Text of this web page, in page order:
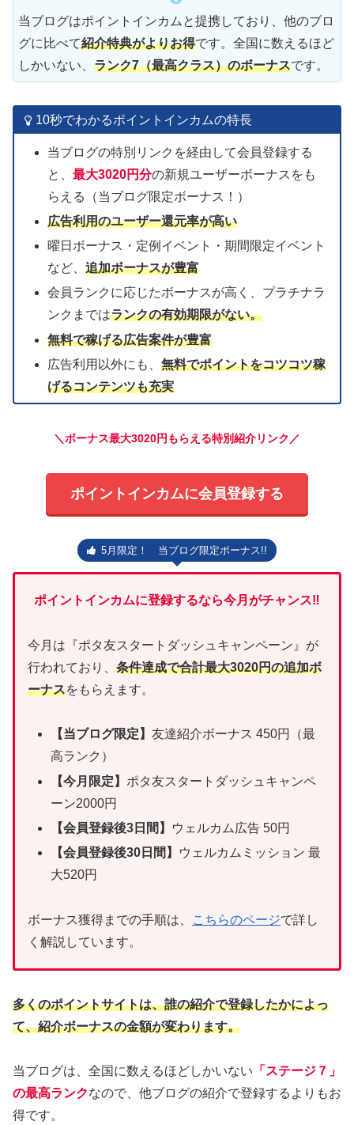
当ブログはポイントインカムと提携しており、他のブロ
グに比べて紹介特典がよりお得です。全国に数えるほど
しかいない、 ランク7（最高クラス）のボーナスです。
10秒でわかるポイントインカムの特長
当ブログの特別リンクを経由して会員登録する
と、 最大3020円分の新規ユーザーボーナスをも
らえる（当ブログ限定ボーナス！）
広告利用のユーザー還元率が高い
曜日ボーナス・定例イベント・期間限定イベント
など、 追加ボーナスが豊富
会員ランクに応じたボーナスが高く、プラチナラ
ンクまではランクの有効期限がない。
無料で稼げる広告案件が豊富
広告利用以外にも、 無料でポイントをコツコツ稼
げるコンテンツも充実
＼ボーナス最大3020円もらえる特別紹介リンク／
ポイントインカムに会員登録する
5月限定！ 当ブログ限定ボーナス!!
ポイントインカムに登録するなら今月がチャンス‼
今月は『ポタ友スタートダッシュキャンペーン』が
行われており、 条件達成で合計最大3020円の追加ボ
ーナスをもらえます。
【当ブログ限定】友達紹介ボーナス 450円（最
高ランク）
【今月限定】 ポタ友スタートダッシュキャンペ
ーン2000円
【会員登録後3日間】
ウェルカム広告 50円
【会員登録後30日間】
ウェルカムミッション 最
大520円
ボーナス獲得までの手順は、 こちらのページで詳し
く解説しています。
多くのポイントサイトは、誰の紹介で登録したかによっ
て、紹介ボーナスの金額が変わります。
当ブログは、全国に数えるほどしかいない 「ステージ７」
の最高ランクなので、他ブログの紹介で登録するよりもお
得です。